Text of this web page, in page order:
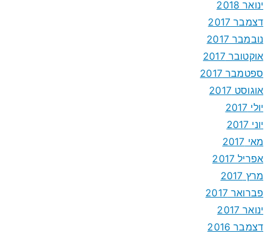
ינואר 2018
דצמבר 2017
נובמבר 2017
אוקטובר 2017
ספטמבר 2017
אוגוסט 2017
יולי 2017
יוני 2017
מאי 2017
אפריל 2017
מרץ 2017
פברואר 2017
ינואר 2017
דצמבר 2016